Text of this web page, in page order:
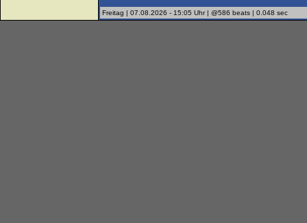
Freitag | 07.08.2026 - 15:05 Uhr | @586 beats | 0.048 sec